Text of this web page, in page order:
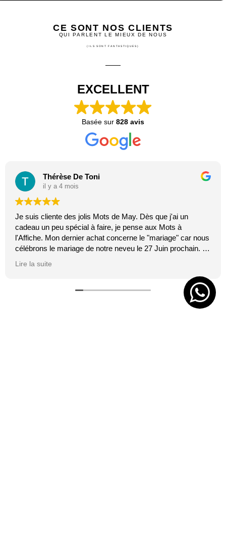
CE SONT NOS CLIENTS
QUI PARLENT LE MIEUX DE NOUS
(ILS SONT FANTASTIQUES)
EXCELLENT
Basée sur 828 avis
Thérèse De Toni
il y a 4 mois
Je suis cliente des jolis Mots de May. Dès que j'ai un
cadeau un peu spécial à faire, je pense aux Mots à
l'Affiche. Mon dernier achat concerne le "mariage" car nous
célébrons le mariage de notre neveu le 27 Juin prochain. Je
Lire la suite